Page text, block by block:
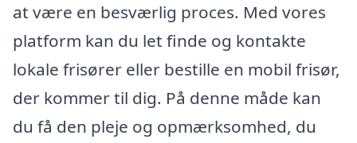
at være en besværlig proces. Med vores
platform kan du let finde og kontakte
lokale frisører eller bestille en mobil frisør,
der kommer til dig. På denne måde kan
du få den pleje og opmærksomhed, du